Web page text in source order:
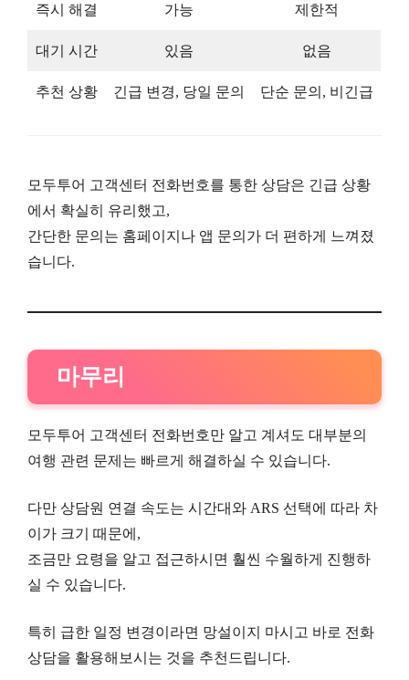
즉시 해결 가능 제한적
대기 시간 있음 없음
추천 상황 긴급 변경, 당일 문의 단순 문의, 비긴급
모두투어 고객센터 전화번호를 통한 상담은 긴급 상황
에서 확실히 유리했고,
간단한 문의는 홈페이지나 앱 문의가 더 편하게 느껴졌
습니다.
마무리
모두투어 고객센터 전화번호만 알고 계셔도 대부분의
여행 관련 문제는 빠르게 해결하실 수 있습니다.
다만 상담원 연결 속도는 시간대와 ARS 선택에 따라 차
이가 크기 때문에,
조금만 요령을 알고 접근하시면 훨씬 수월하게 진행하
실 수 있습니다.
특히 급한 일정 변경이라면 망설이지 마시고 바로 전화
상담을 활용해보시는 것을 추천드립니다.